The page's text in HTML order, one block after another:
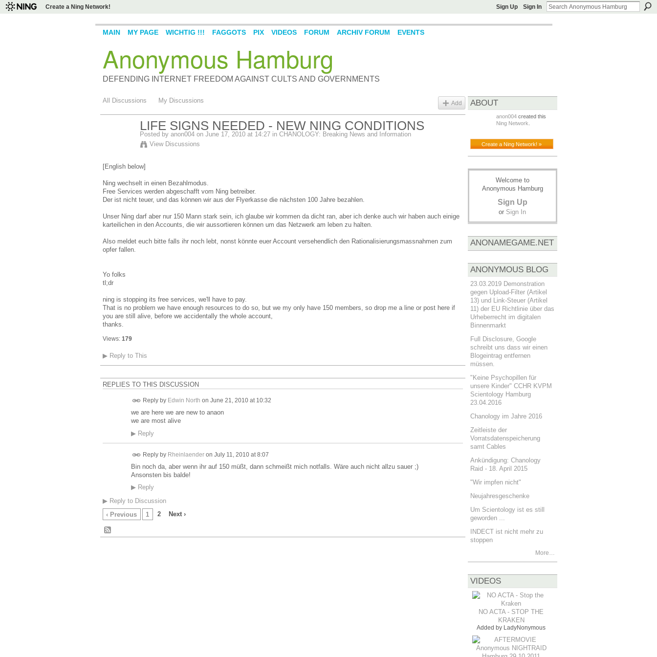
Create a Ning Network! Sign Up Sign In
Anonymous Hamburg
DEFENDING INTERNET FREEDOM AGAINST CULTS AND GOVERNMENTS
MAIN MY PAGE WICHTIG !!! FAGGOTS PIX VIDEOS FORUM ARCHIV FORUM EVENTS
All Discussions My Discussions Add
LIFE SIGNS NEEDED - NEW NING CONDITIONS
Posted by anon004on June 17, 2010 at 14:27 in CHANOLOGY: Breaking News and Information
View Discussions
[English below]
Ning wechselt in einen Bezahlmodus.
Free Services werden abgeschafft vom Ning betreiber.
Der ist nicht teuer, und das können wir aus der Flyerkasse die nächsten 100 Jahre bezahlen.
Unser Ning darf aber nur 150 Mann stark sein, ich glaube wir kommen da dicht ran, aber ich denke auch wir haben auch einige
karteilichen in den Accounts, die wir aussortieren können um das Netzwerk am leben zu halten.
Also meldet euch bitte falls ihr noch lebt, nonst könnte euer Account versehendlich den Rationalisierungsmassnahmen zum
opfer fallen.
Yo folks
tl;dr
ning is stopping its free services, we'll have to pay.
That is no problem we have enough resources to do so, but we my only have 150 members, so drop me a line or post here if
you are still alive, before we accidentally the whole account,
thanks.
Views: 179
▶Reply to This
REPLIES TO THIS DISCUSSION
Reply by Edwin North on June 21, 2010 at 10:32
we are here we are new to anaon
we are most alive
▶Reply
Reply by Rheinlaenderon July 11, 2010 at 8:07
Bin noch da, aber wenn ihr auf 150 müßt, dann schmeißt mich notfalls. Wäre auch nicht allzu sauer ;)
Ansonsten bis balde!
▶Reply
▶Reply to Discussion
‹ Previous
1 2 Next ›
ABOUT
anon004created this
Ning Network
Create a Ning Network! »
Welcome to
Anonymous Hamburg
Sign Up
or Sign In
ANONAMEGAME.NET
ANONYMOUS BLOG
23.03.2019 Demonstration
gegen Upload-Filter (Artikel
13) und Link-Steuer (Artikel
11) der EU Richtlinie über das
Urheberrecht im digitalen
Binnenmarkt
Full Disclosure, Google
schreibt uns dass wir einen
Blogeintrag entfernen
müssen.
"Keine Psychopillen für
unsere Kinder" CCHR KVPM
Scientology Hamburg
23.04.2016
Chanology im Jahre 2016
Zeitleiste der
Vorratsdatenspeicherung
samt Cables
Ankündigung: Chanology
Raid - 18. April 2015
"Wir impfen nicht"
Neujahresgeschenke
Um Scientology ist es still
geworden ...
INDECT ist nicht mehr zu
stoppen
More…
VIDEOS
NO ACTA - STOP THE
KRAKEN
Added by LadyNonymous